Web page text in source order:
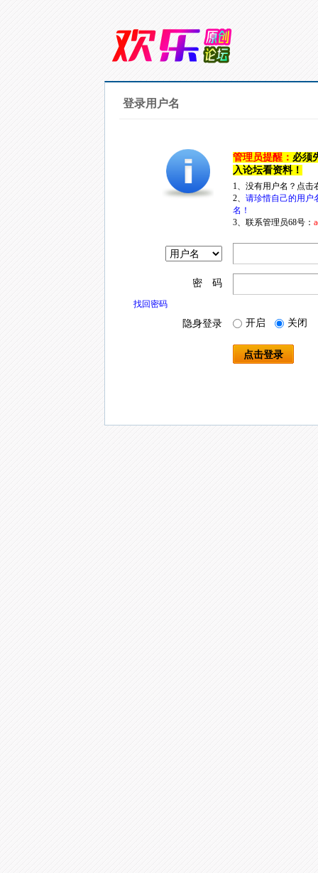
登录用户名
管理员提醒： 必须
入论坛看资料！
1、没有用户名？点
2、 请珍惜自己的用户
名！
3、联系管理员68号：
密 码
找回密码
隐身登录 开启 关闭
点击登录